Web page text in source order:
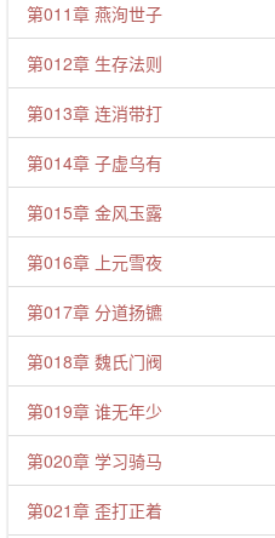
第011章 燕洵世子
第012章 生存法则
第013章 连消带打
第014章 子虚乌有
第015章 金风玉露
第016章 上元雪夜
第017章 分道扬镳
第018章 魏氏门阀
第019章 谁无年少
第020章 学习骑马
第021章 歪打正着